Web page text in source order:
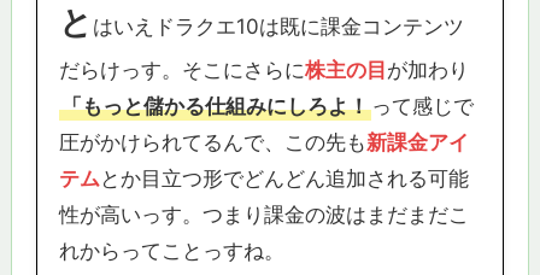
と はいえドラクエ10は既に課金コンテンツ
だらけっす。そこにさらに株主の目 が加わり
「もっと儲かる仕組みにしろよ！って感じで
圧がかけられてるんで、この先も新課金アイ
テム とか目立つ形でどんどん追加される可能
性が高いっす。つまり課金の波はまだまだこ
れからってことっすね。